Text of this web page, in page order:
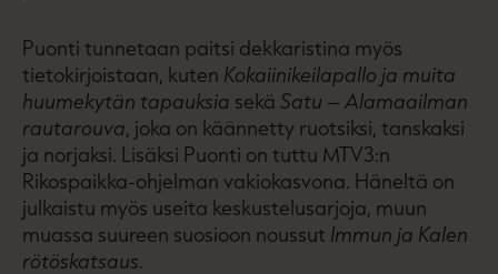
Puonti tunnetaan paitsi dekkaristina myös
tietokirjoistaan, kuten Kokaiinikeilapallo ja muita
huumekytän tapauksia sekä Satu – Alamaailman
rautarouva, joka on käännetty ruotsiksi, tanskaksi
ja norjaksi. Lisäksi Puonti on tuttu MTV3:n
Rikospaikka-ohjelman vakiokasvona. Häneltä on
julkaistu myös useita keskustelusarjoja, muun
muassa suureen suosioon noussut Immun ja Kalen
rötöskatsaus.